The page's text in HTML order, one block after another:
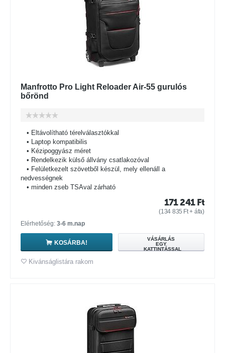
Manfrotto Pro Light Reloader Air-55 gurulós
bőrönd
• Eltávolítható térelválasztókkal
• Laptop kompatibilis
• Kézipoggyász méret
• Rendelkezik külső állvány csatlakozóval
• Felületkezelt szövetből készül, mely ellenáll a
nedvességnek
• minden zseb TSAval zárható
171 241 Ft
(134 835 Ft+ áfa)
Elérhetőség: 3-6 m.nap
KOSÁRBA!
VÁSÁRLÁS
EGY
KATTINTÁSSAL
Kivánságlistára rakom